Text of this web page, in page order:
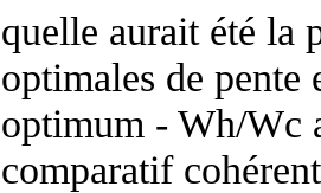
quelle aurait été la
optimales de
optimum - Wh/Wc
comparatif